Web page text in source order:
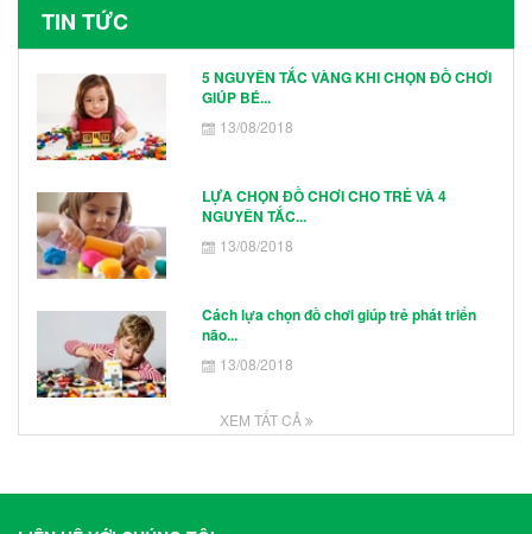
TIN TỨC
5 NGUYÊN TẮC VÀNG KHI CHỌN ĐỒ CHƠI
GIÚP BÉ...
13/08/2018
LỰA CHỌN ĐỒ CHƠI CHO TRẺ VÀ 4
NGUYÊN TẮC...
13/08/2018
Cách lựa chọn đồ chơi giúp trẻ phát triển
não...
13/08/2018
XEM TẤT CẢ